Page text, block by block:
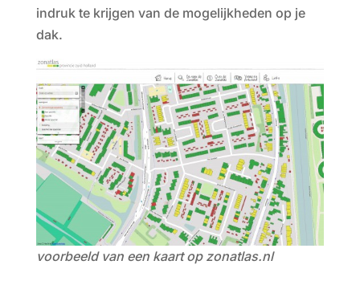
indruk te krijgen van de mogelijkheden op je
dak.
voorbeeld van een kaart op zonatlas.nl